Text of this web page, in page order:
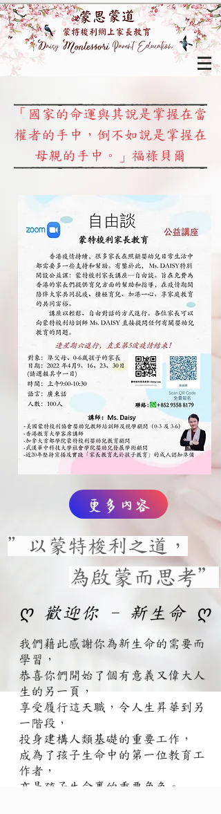
「國家的命運與其說是掌握在當
權者的手中，倒不如說是掌握在
母親的手中。」福祿貝爾
更多內容
＂以蒙特梭利之道，
為啟蒙而思考＂
ღ 歡迎你 - 新生命 ღ
我們藉此感謝你為新生命的需要而
學習，
恭喜你們開始了個有意義又偉大人
生的另一頁，
享受履行這天職，令人生昇華到另
一階段，
投身建構人類基礎的重要工作，
成為了孩子生命中的第一位教育工
作者，
亦是孩子生命裏的重要角色。